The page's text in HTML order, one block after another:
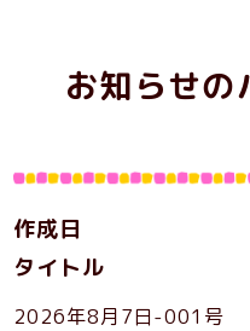
お知らせの
作成日
タイトル
2026年8月7日-001号